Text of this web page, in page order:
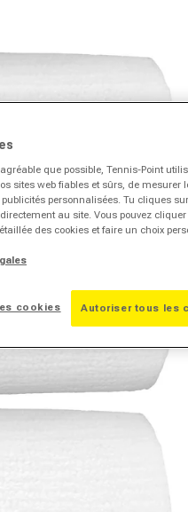
que possible, Tennis-Point
sites web fiables et sûrs, de mesurer
personnalisées. Tu cliques
au site. Vous pouvez
des cookies et faire un choix
cookies Autoriser tous les